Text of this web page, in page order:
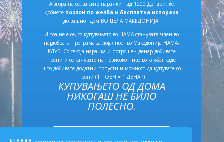
А згора на се, за сите нарачки над 1200 Денари, ќе
добиете поклон по желба и бесплатна испорака
до вашиот дом ВО ЦЕЛА МАКЕДОНИЈА!
И тоа не е се, со купувањето во НАМА станувате член во
најдобрата програма за лојалност во Македонија НАМА-
КЛУБ. Со секоја нарачка и потрошен денар добивате
поени и се качувате на повисоко ниво во клубот каде
што добивате додатни попусти и можност да купувате со
поени (1 ПОЕН = 1 ДЕНАР)
КУПУВАЊЕТО ОД ДОМА
НИКОГАШ НЕ БИЛО
ПОЛЕСНО.
Влез и Купи Онлајн